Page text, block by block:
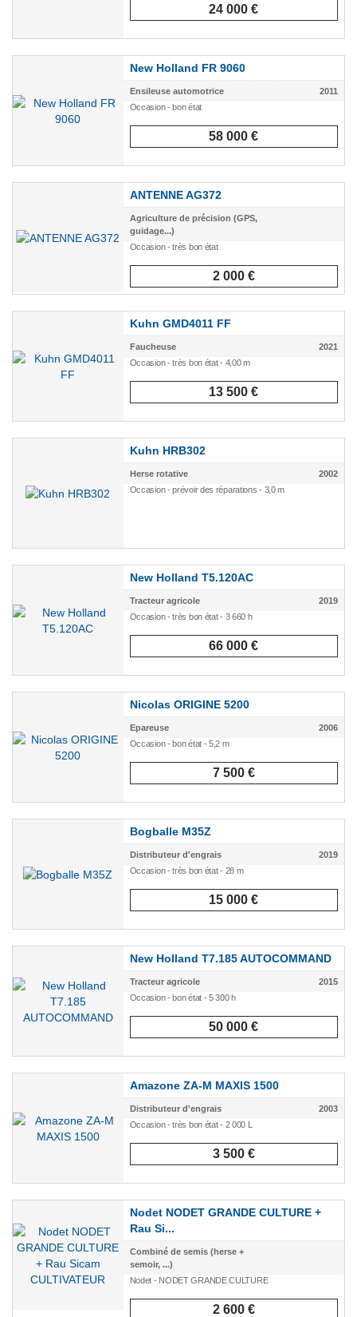
24 000 €
New Holland FR 9060
Ensileuse automotrice
2011
Occasion - bon état
58 000 €
ANTENNE AG372
Agriculture de précision (GPS,
guidage...)
Occasion - très bon état
2 000 €
Kuhn GMD4011 FF
Faucheuse
2021
Occasion - très bon état - 4,00 m
13 500 €
Kuhn HRB302
Herse rotative
2002
Occasion - prévoir des réparations - 3,0 m
New Holland T5.120AC
Tracteur agricole
2019
Occasion - très bon état - 3 660 h
66 000 €
Nicolas ORIGINE 5200
Epareuse
2006
Occasion - bon état - 5,2 m
7 500 €
Bogballe M35Z
Distributeur d'engrais
2019
Occasion - très bon état - 28 m
15 000 €
New Holland T7.185 AUTOCOMMAND
Tracteur agricole
2015
Occasion - bon état - 5 300 h
50 000 €
Amazone ZA-M MAXIS 1500
Distributeur d'engrais
2003
Occasion - très bon état - 2 000 L
3 500 €
Nodet NODET GRANDE CULTURE +
Rau Si...
Combiné de semis (herse +
semoir, ...)
Nodet - NODET GRANDE CULTURE
2 600 €